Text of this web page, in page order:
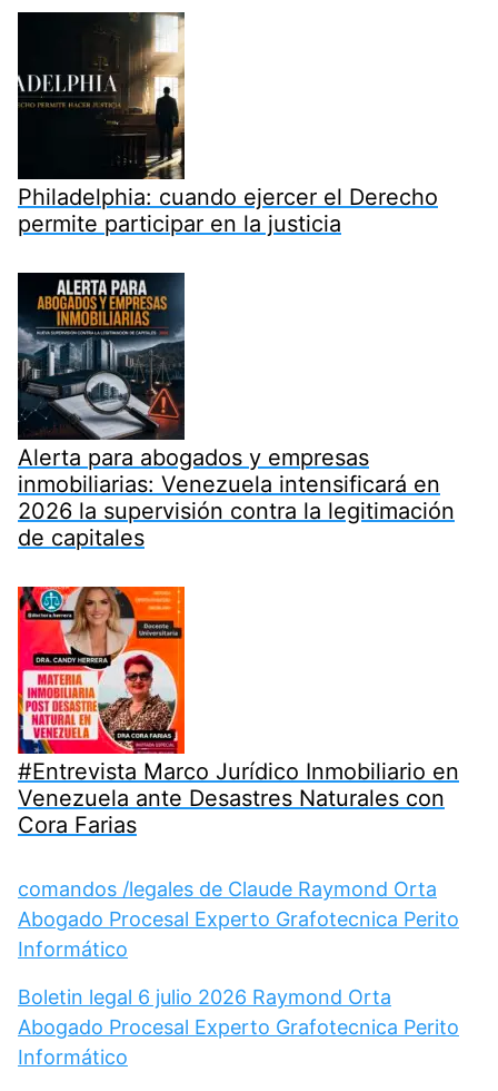
Philadelphia: cuando ejercer el Derecho
permite participar en la justicia
Alerta para abogados y empresas
inmobiliarias: Venezuela intensificará en
2026 la supervisión contra la legitimación
de capitales
#Entrevista Marco Jurídico Inmobiliario en
Venezuela ante Desastres Naturales con
Cora Farias
comandos /legales de Claude Raymond Orta
Abogado Procesal Experto Grafotecnica Perito
Informático
Boletin legal 6 julio 2026 Raymond Orta
Abogado Procesal Experto Grafotecnica Perito
Informático